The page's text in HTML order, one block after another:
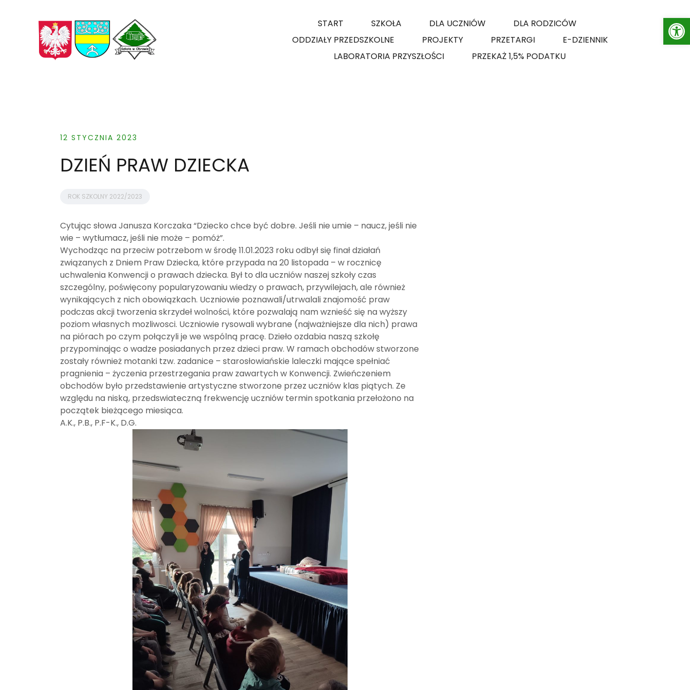
START SZKOŁA DLA UCZNIÓW
DLA RODZICÓW
ODDZIAŁY PRZEDSZKOLNE
PROJEKTY PRZETARGI
E-DZIENNIK
LABORATORIA PRZYSZŁOŚCI
PRZEKAŻ 1,5% PODATKU
12 STYCZNIA 2023
DZIEŃ PRAW DZIECKA
ROK SZKOLNY 2022/2023
Cytując słowa Janusza Korczaka “Dziecko chce być dobre. Jeśli nie umie – naucz, jeśli nie
wie – wytłumacz, jeśli nie może – pomóż”.
Wychodząc na przeciw potrzebom w środę 11.01.2023 roku odbył się finał działań
związanych z Dniem Praw Dziecka, które przypada na 20 listopada – w rocznicę
uchwalenia Konwencji o prawach dziecka. Był to dla uczniów naszej szkoły czas
szczególny, poświęcony popularyzowaniu wiedzy o prawach, przywilejach, ale również
wynikających z nich obowiązkach. Uczniowie poznawali/utrwalali znajomość praw
podczas akcji tworzenia skrzydeł wolności, które pozwalają nam wznieść się na wyższy
poziom własnych mozliwosci. Uczniowie rysowali wybrane (najważniejsze dla nich) prawa
na piórach po czym połączyli je we wspólną pracę. Dzieło ozdabia naszą szkołę
przypominając o wadze posiadanych przez dzieci praw. W ramach obchodów stworzone
zostały również motanki tzw. zadanice – starosłowiańskie laleczki mające spełniać
pragnienia – życzenia przestrzegania praw zawartych w Konwencji. Zwieńczeniem
obchodów było przedstawienie artystyczne stworzone przez uczniów klas piątych. Ze
względu na niską, przedswiateczną frekwencję uczniów termin spotkania przełożono na
początek bieżącego miesiąca.
A.K., P.B., P.F-K., D.G.